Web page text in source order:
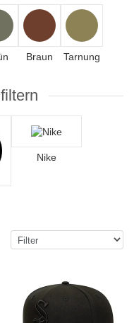
Braun Tarnung
Nike